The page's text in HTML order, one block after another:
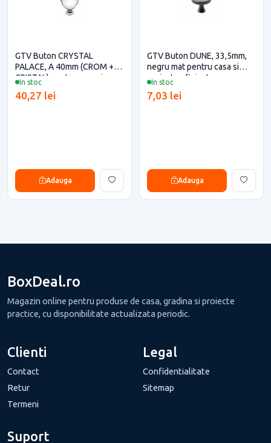
In stoc
GTV Buton CRYSTAL
PALACE, A 40mm (CROM +
CRISTAL) pentru casa si
40,27 lei
Adauga
In stoc
GTV Buton DUNE, 33,5mm,
negru mat pentru casa si
proiecte eficiente
7,03 lei
Adauga
BoxDeal.ro
Magazin online pentru produse de casa, gradina si proiecte
practice, cu disponibilitate actualizata periodic.
Clienti
Contact
Retur
Termeni
Legal
Confidentialitate
Sitemap
Suport